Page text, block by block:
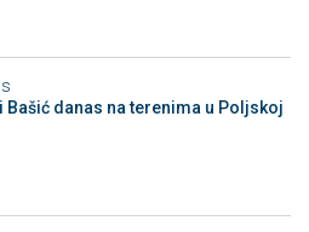
Bašić danas na terenima u Poljskoj